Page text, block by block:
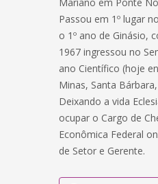
Passou em 1º lugar
o 1º ano de Ginásio,
1967 ingressou no
ano Científico (hoje
Minas, Santa
Deixando a vida
ocupar o Cargo de
Econômica Federal
de Setor e Gerente.